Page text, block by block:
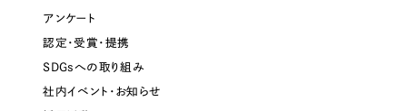
アンケート
認定・受賞・提携
SDGsへの取り組み
社内イベント・お知らせ